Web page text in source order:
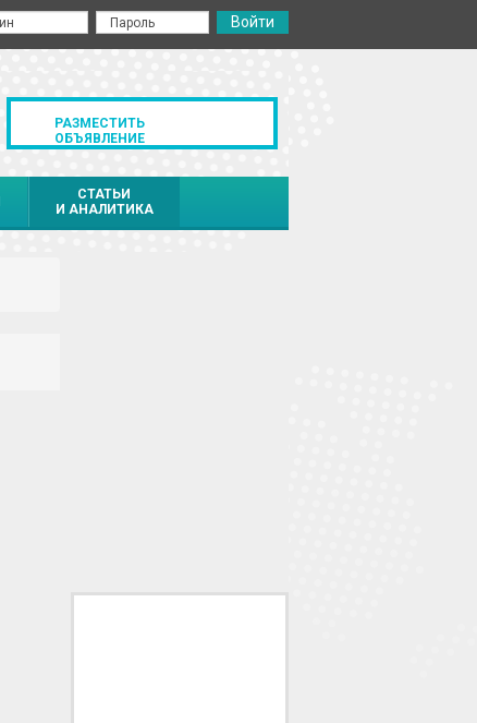
РАЗМЕСТИТЬ
ОБЪЯВЛЕНИЕ
СТАТЬИ
И АНАЛИТИКА